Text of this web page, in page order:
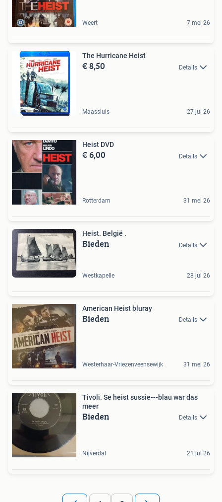
Weert 7 mei 26
The Hurricane Heist
€ 8,50 Details
Maassluis 27 jul 26
Heist DVD
€ 6,00 Details
Rotterdam 31 mei 26
Heist. België .
Bieden Details
Westkapelle 28 jul 26
American Heist bluray
Bieden Details
Westerhaar-Vriezenveensewijk 31 mei 26
Tivoli. Se heist sussie---blau war das
meer
Bieden Details
Nijverdal 21 jul 26